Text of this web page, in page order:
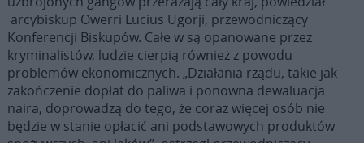
arcybiskup Owerri Lucius Ugorji, przewodniczący
Konferencji Biskupów. Całe w są opanowane przez
kryminalistów, ludzie cierpią również z powodu
problemów ekonomicznych. „Działania rządu, takie jak
zakończenie dopłat do paliwa i ponowna dewaluacja
naira, doprowadzą do tego, że coraz więcej osób nie
będzie w stanie opłacić ani podstawowych produktów